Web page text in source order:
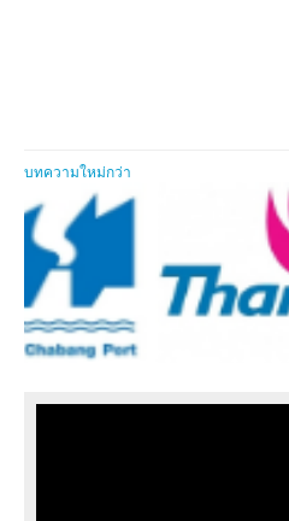
บทความใหม่กว่า